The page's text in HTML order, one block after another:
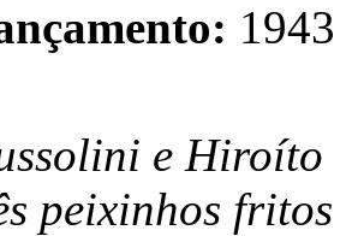
1943
e Hiroíto
peixinhos fritos